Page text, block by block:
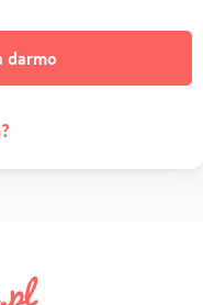
darmo